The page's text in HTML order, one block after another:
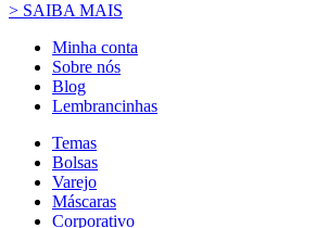
> SAIBA MAIS
Minha conta
Sobre nós
Blog
Lembrancinhas
Temas
Bolsas
Varejo
Máscaras
Corporativo